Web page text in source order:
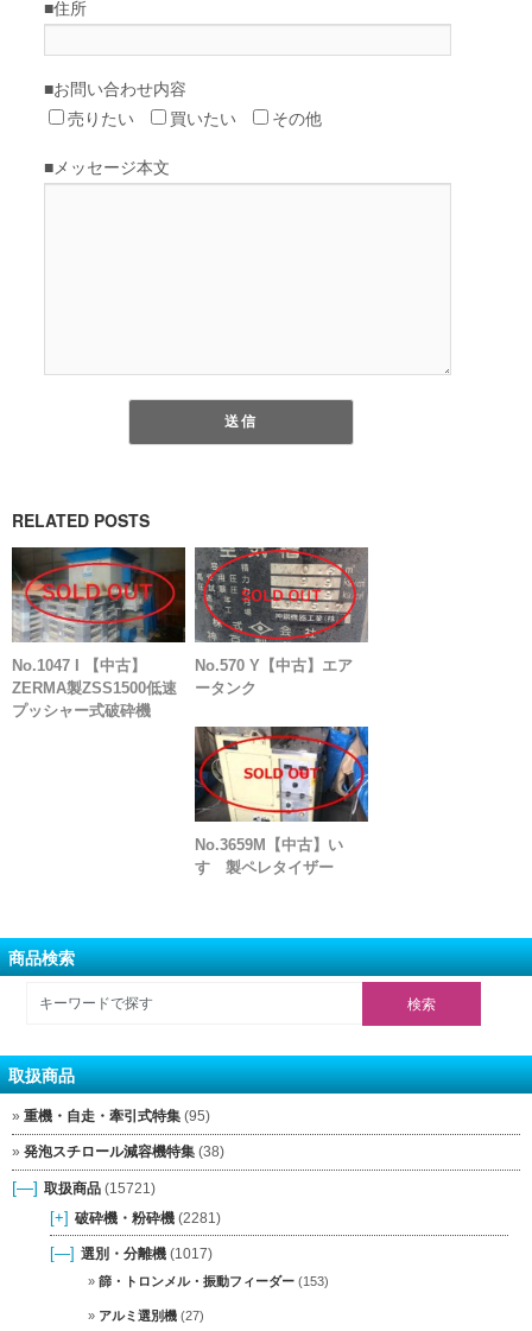
RELATED POSTS
No.1047 I 【中古】
ZERMA製ZSS1500低速
プッシャー式破砕機
No.570 Y【中古】エア
ータンク
No.3659M【中古】い
すゞ製ペレタイザー
商品検索
取扱商品
重機・自走・牽引式特集 (95)
発泡スチロール減容機特集 (38)
[—] 取扱商品 (15721)
[+] 破砕機・粉砕機 (2281)
[—] 選別・分離機 (1017)
篩・トロンメル・振動フィーダー (153)
アルミ選別機 (27)